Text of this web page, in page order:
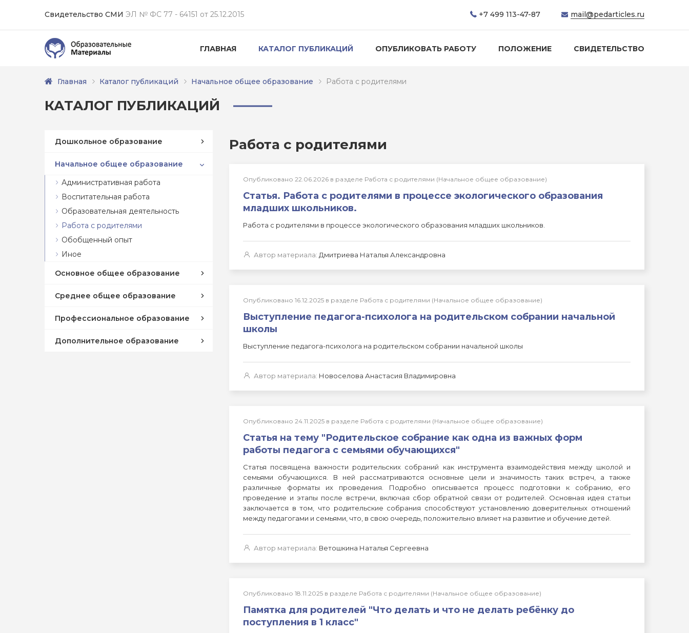
Свидетельство СМИ ЭЛ № ФС 77 - 64151 от 25.12.2015 +7 499 113-47-87 mail@pedarticles.ru
ГЛАВНАЯ КАТАЛОГ ПУБЛИКАЦИЙ ОПУБЛИКОВАТЬ РАБОТУ ПОЛОЖЕНИЕ СВИДЕТЕЛЬСТВО
Главная Каталог публикаций Начальное общее образование Работа с родителями
КАТАЛОГ ПУБЛИКАЦИЙ
Дошкольное образование
Начальное общее образование
Административная работа
Воспитательная работа
Образовательная деятельность
Работа с родителями
Обобщенный опыт
Иное
Основное общее образование
Среднее общее образование
Профессиональное образование
Дополнительное образование
Работа с родителями
Опубликовано 22.06.2026 в разделе Работа с родителями (Начальное общее образование)
Статья. Работа с родителями в процессе экологического образования
младших школьников.
Работа с родителями в процессе экологического образования младших школьников.
Автор материала: Дмитриева Наталья Александровна
Опубликовано 16.12.2025 в разделе Работа с родителями (Начальное общее образование)
Выступление педагога-психолога на родительском собрании начальной
школы
Выступление педагога-психолога на родительском собрании начальной школы
Автор материала: Новоселова Анастасия Владимировна
Опубликовано 24.11.2025 в разделе Работа с родителями (Начальное общее образование)
Статья на тему "Родительское собрание как одна из важных форм
работы педагога с семьями обучающихся"
Статья посвящена важности родительских собраний как инструмента взаимодействия между школой и
семьями обучающихся. В ней рассматриваются основные цели и значимость таких встреч, а также
различные форматы их проведения. Подробно описывается процесс подготовки к собранию, его
проведение и этапы после встречи, включая сбор обратной связи от родителей. Основная идея статьи
заключается в том, что родительские собрания способствуют установлению доверительных отношений
между педагогами и семьями, что, в свою очередь, положительно влияет на развитие и обучение детей.
Автор материала: Ветошкина Наталья Сергеевна
Опубликовано 18.11.2025 в разделе Работа с родителями (Начальное общее образование)
Памятка для родителей "Что делать и что не делать ребёнку до
поступления в 1 класс"